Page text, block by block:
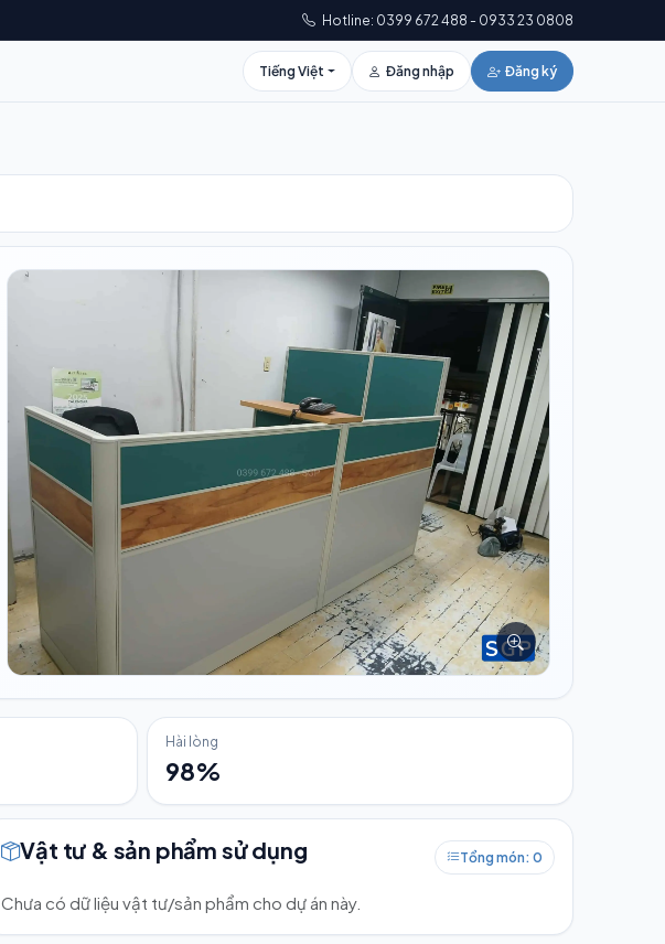
Hotline: 0399 672 488 - 0933 23 0808
Tiếng Việt Đăng nhập Đăng ký
Hài lòng
98%
Vật tư & sản phẩm sử dụng Tổng món: 0
Chưa có dữ liệu vật tư/sản phẩm cho dự án này.